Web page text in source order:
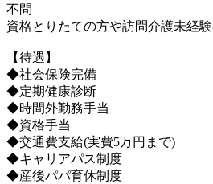
不問
資格とりたての方や訪問介護未経
【待遇】
◆社会保険完備
◆定期健康診断
◆時間外勤務手当
◆資格手当
◆交通費支給(実費5万円まで)
◆キャリアパス制度
◆産後パパ育休制度